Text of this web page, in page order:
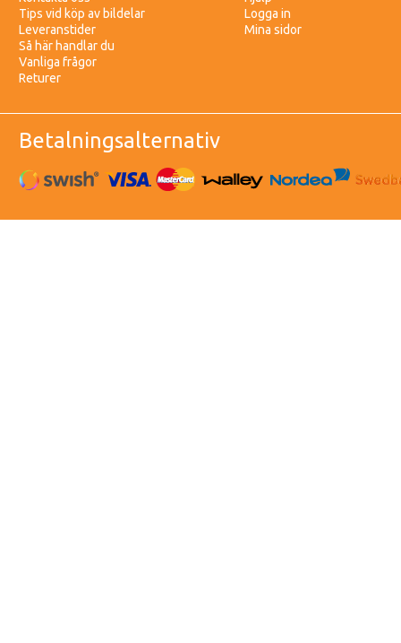
Tips vid köp av bildelar
Leveranstider
Så här handlar du
Vanliga frågor
Returer
Logga in
Mina sidor
Betalningsalternativ